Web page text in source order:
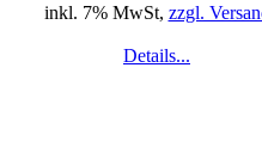
inkl. 7% MwSt, zzgl.
Details...